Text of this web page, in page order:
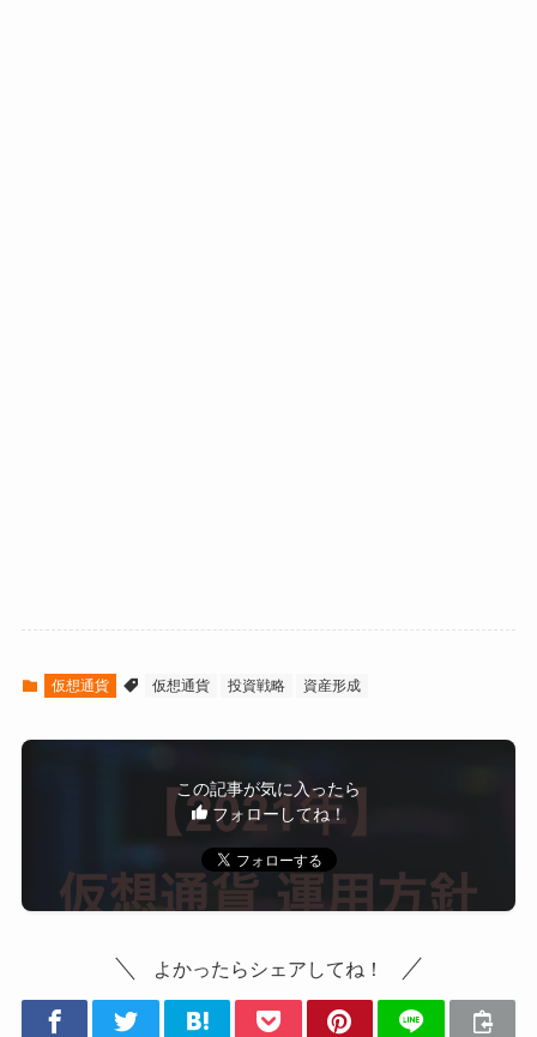
仮想通貨 仮想通貨 投資戦略 資産形成
この記事が気に入ったら
フォローしてね！
よかったらシェアしてね！